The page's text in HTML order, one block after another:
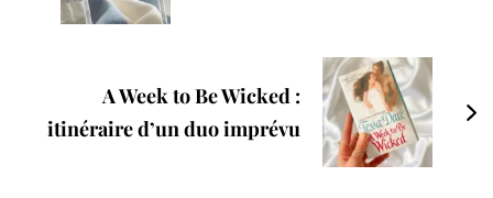
A Week to Be Wicked :
itinéraire d’un duo imprévu